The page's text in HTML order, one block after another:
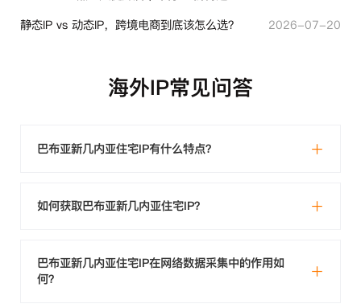
静态IP vs 动态IP，跨境电商到底该怎么选？
2026-07-20
海外IP常见问答
巴布亚新几内亚住宅IP有什么特点？
如何获取巴布亚新几内亚住宅IP？
巴布亚新几内亚住宅IP在网络数据采集中的作用如
何？